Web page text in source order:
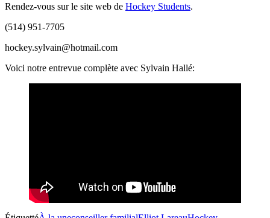
Rendez-vous sur le site web de Hockey Students.
(514) 951-7705
hockey.sylvain@hotmail.com
Voici notre entrevue complète avec Sylvain Hallé: